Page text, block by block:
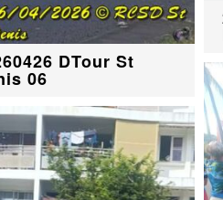
DTour St
06